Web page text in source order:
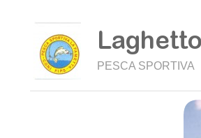
PESCA SPORTIVA